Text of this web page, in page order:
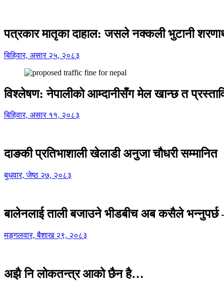
पत्रकार मातृका दाहाल: जसले नक्कली भुटानी
बिहिवार, असार २५, २०८३
विश्लेषण: नेपालीको आम्दानीसँग मेल खान्छ त
बिहिवार, असार ११, २०८३
दाङकी प्रतिभाशाली खेलाडी अनुजा चौधरी सम्मानित
बुधवार, जेष्ठ २७, २०८३
बालेनलाई ताली बजाउने भीडबीच अब कसैले
मङ्गलवार, बैशाख २९, २०८३
अझै नि लोकतन्त्र आको छैन है…